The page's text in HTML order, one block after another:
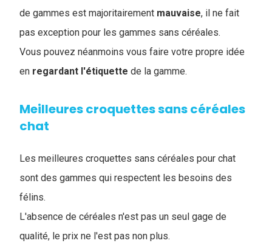
de gammes est majoritairement mauvaise, il ne fait
pas exception pour les gammes sans céréales.
Vous pouvez néanmoins vous faire votre propre idée
en regardant l'étiquette de la gamme.
Meilleures croquettes sans céréales
chat
Les meilleures croquettes sans céréales pour chat
sont des gammes qui respectent les besoins des
félins.
L'absence de céréales n'est pas un seul gage de
qualité, le prix ne l'est pas non plus.